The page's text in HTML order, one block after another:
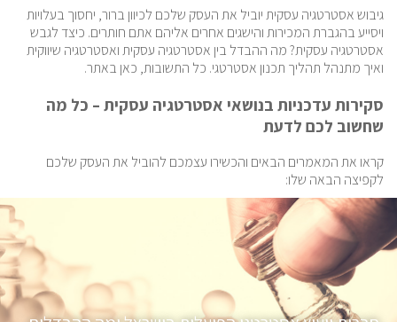
גיבוש אסטרטגיה עסקית יוביל את העסק שלכם לכיוון ברור, יחסוך בעלויות
ויסייע בהגברת המכירות והישגים אחרים אליהם אתם חותרים. כיצד לגבש
אסטרטגיה עסקית? מה ההבדל בין אסטרטגיה עסקית ואסטרטגיה שיווקית
ואיך מתנהל תהליך תכנון אסטרטגי. כל התשובות, כאן באתר.
סקירות עדכניות בנושאי אסטרטגיה עסקית – כל מה
שחשוב לכם לדעת
קראו את המאמרים הבאים והכשירו עצמכם להוביל את העסק שלכם
לקפיצה הבאה שלו: